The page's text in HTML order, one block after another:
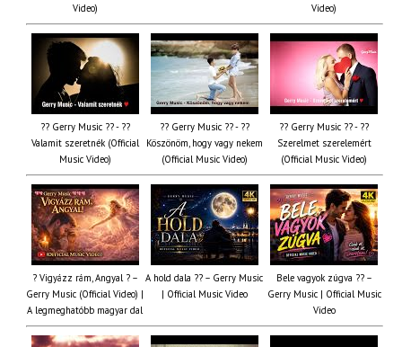
Video)
Video)
?? Gerry Music ?? - ??
Valamit szeretnék (Official
Music Video)
?? Gerry Music ?? - ??
Köszönöm, hogy vagy nekem
(Official Music Video)
?? Gerry Music ?? - ??
Szerelmet szerelemért
(Official Music Video)
? Vigyázz rám, Angyal ? –
Gerry Music (Official Video) |
A legmeghatóbb magyar dal
A hold dala ?? – Gerry Music
| Official Music Video
Bele vagyok zúgva ?? –
Gerry Music | Official Music
Video